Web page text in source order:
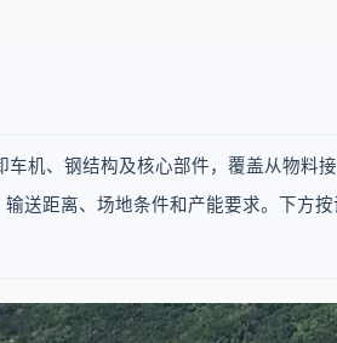
机、钢结构及核心部件，覆盖从物料
送距离、场地条件和产能要求。下方